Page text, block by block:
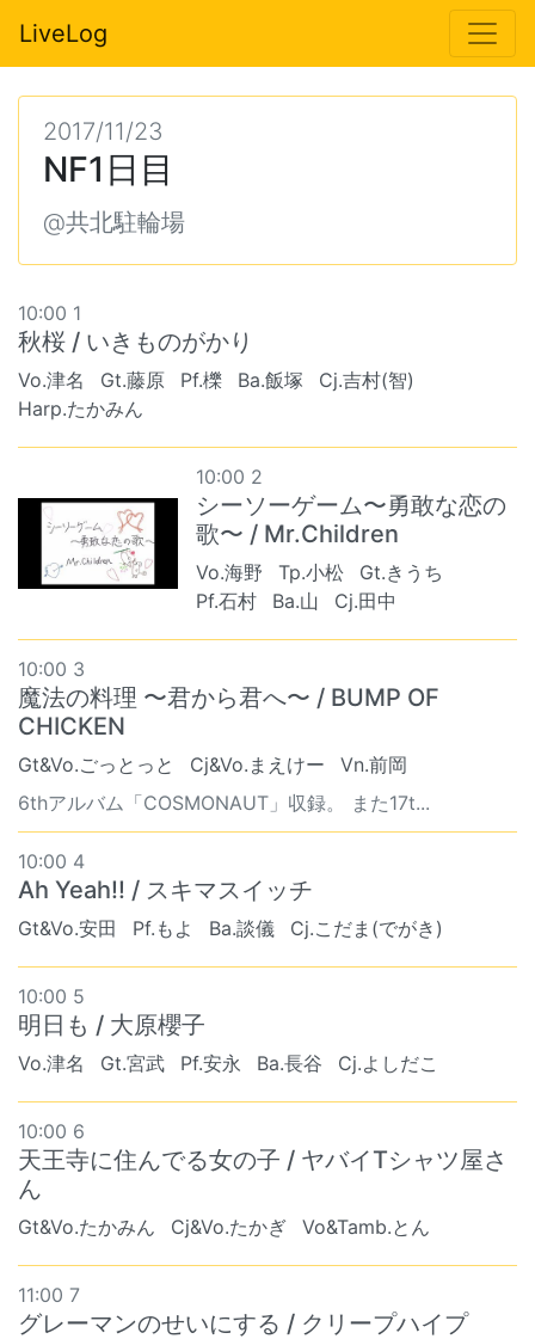
LiveLog
2017/11/23
NF1日目
@共北駐輪場
10:00 1
秋桜 / いきものがかり
Vo.津名 Gt.藤原 Pf.櫟 Ba.飯塚
Cj.吉村(智)
Harp.たかみん
10:00 2
シーソーゲーム〜勇敢な恋の
歌〜 / Mr.Children
Vo.海野 Tp.小松
Gt.きうち
Pf.石村
Ba.山 Cj.田中
10:00 3
魔法の料理 〜君から君へ〜 / BUMP OF
CHICKEN
Gt&Vo.ごっとっと Cj&Vo.まえけー
Vn.前岡
6thアルバム「COSMONAUT」収録。 また17t...
10:00 4
Ah Yeah!! / スキマスイッチ
Gt&Vo.安田 Pf.もよ Ba.談儀 Cj.こだま(でがき)
10:00 5
明日も / 大原櫻子
Vo.津名 Gt.宮武 Pf.安永 Ba.長谷 Cj.よしだこ
10:00 6
天王寺に住んでる女の子 / ヤバイTシャツ屋さ
ん
Gt&Vo.たかみん Cj&Vo.たかぎ Vo&Tamb.とん
11:00 7
グレーマンのせいにする / クリープハイプ